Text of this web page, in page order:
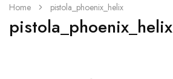
Home pistola_phoenix_helix
pistola_phoenix_helix